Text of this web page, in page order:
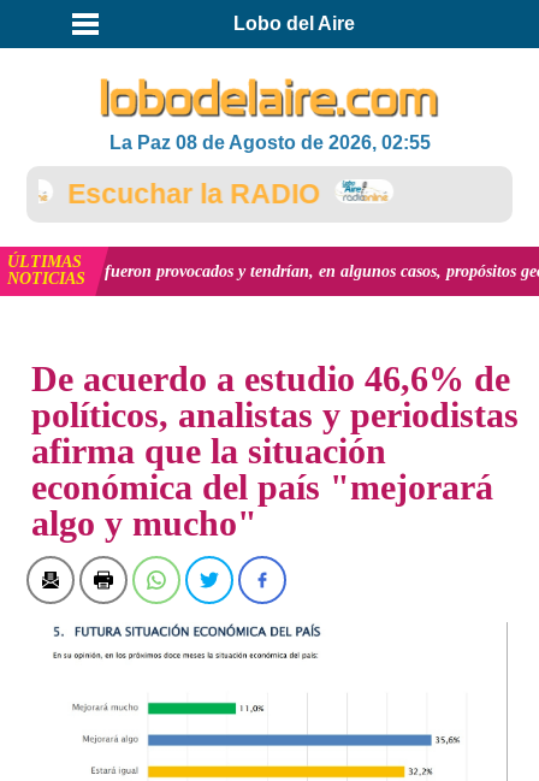
Lobo del Aire
La Paz 08 de Agosto de 2026, 02:55
Escuchar la RADIO
ÚLTIMAS
NOTICIASfueron provocados y tendrían, en algunos casos, propósitos
De acuerdo a estudio 46,6% de
políticos, analistas y periodistas
afirma que la situación
económica del país "mejorará
algo y mucho"